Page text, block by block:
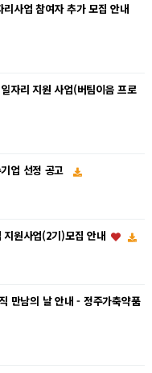
사업 참여자 추가 모집 안내
자리 지원 사업(버팀이음 프로
업 선정 공고
원사업(2기)모집 안내
만남의 날 안내 - 정주가축약품